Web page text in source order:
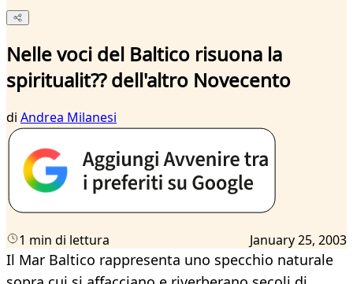
Nelle voci del Baltico risuona la
spiritualit?? dell'altro Novecento
di Andrea Milanesi
1 min di lettura January 25, 2003
Il Mar Baltico rappresenta uno specchio naturale